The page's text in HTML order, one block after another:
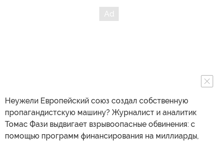
Неужели Европейский союз создал собственную
пропагандистскую машину? Журналист и аналитик
Томас Фази выдвигает взрывоопасные обвинения: с
помощью программ финансирования на миллиарды,